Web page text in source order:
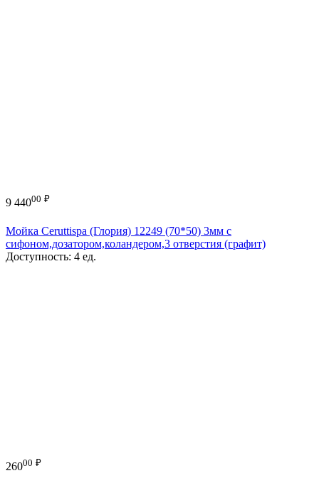
9 44000 ₽
Мойка Ceruttispa (Глория) 12249 (70*50) 3мм с
сифоном,дозатором,коландером,3 отверстия (графит)
Доступность: 4 ед.
26000 ₽